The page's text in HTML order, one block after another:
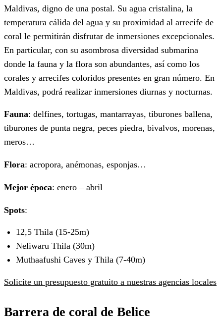
Maldivas, digno de una postal. Su agua cristalina, la
temperatura cálida del agua y su proximidad al arrecife de
coral le permitirán disfrutar de inmersiones excepcionales.
En particular, con su asombrosa diversidad submarina
donde la fauna y la flora son abundantes, así como los
corales y arrecifes coloridos presentes en gran número. En
Maldivas, podrá realizar inmersiones diurnas y nocturnas.
Fauna: delfines, tortugas, mantarrayas, tiburones ballena,
tiburones de punta negra, peces piedra, bivalvos, morenas,
meros…
Flora: acropora, anémonas, esponjas…
Mejor época: enero – abril
Spots:
12,5 Thila (15-25m)
Neliwaru Thila (30m)
Muthaafushi Caves y Thila (7-40m)
Solicite un presupuesto gratuito a nuestras agencias locales
Barrera de coral de Belice